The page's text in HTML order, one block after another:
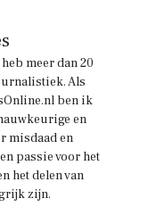
meer dan 20
Als
ben ik
en
misdaad en
passie voor het
het delen van
zijn.